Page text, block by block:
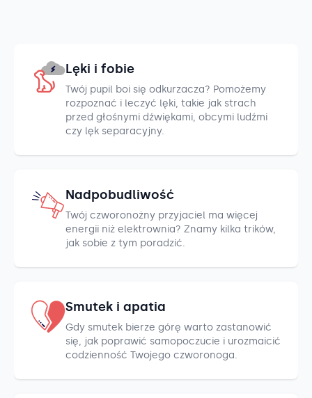
Lęki i fobie
Twój pupil boi się odkurzacza? Pomożemy
rozpoznać i leczyć lęki, takie jak strach
przed głośnymi dźwiękami, obcymi ludźmi
czy lęk separacyjny.
Nadpobudliwość
Twój czworonożny przyjaciel ma więcej
energii niż elektrownia? Znamy kilka trików,
jak sobie z tym poradzić.
Smutek i apatia
Gdy smutek bierze górę warto zastanowić
się, jak poprawić samopoczucie i urozmaicić
codzienność Twojego czworonoga.